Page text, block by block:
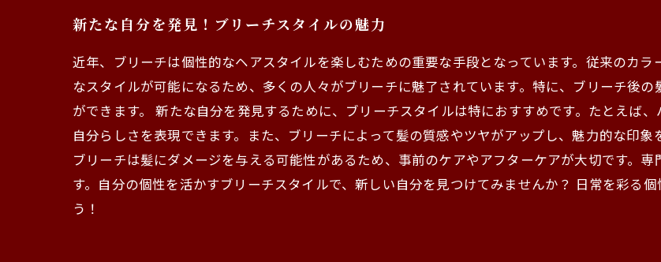
新たな自分を発見！ブリーチスタイルの魅力
近年、ブリーチは個性的なヘアスタイルを楽しむための重要な手段となっています。従来のカ
なスタイルが可能になるため、多くの人々がブリーチに魅了されています。特に、ブリーチ後
ができます。 新たな自分を発見するために、ブリーチスタイルは特におすすめです。たとえば
自分らしさを表現できます。また、ブリーチによって髪の質感やツヤがアップし、魅力的な印象
ブリーチは髪にダメージを与える可能性があるため、事前のケアやアフターケアが大切です。
す。自分の個性を活かすブリーチスタイルで、新しい自分を見つけてみませんか？ 日常を彩る
う！